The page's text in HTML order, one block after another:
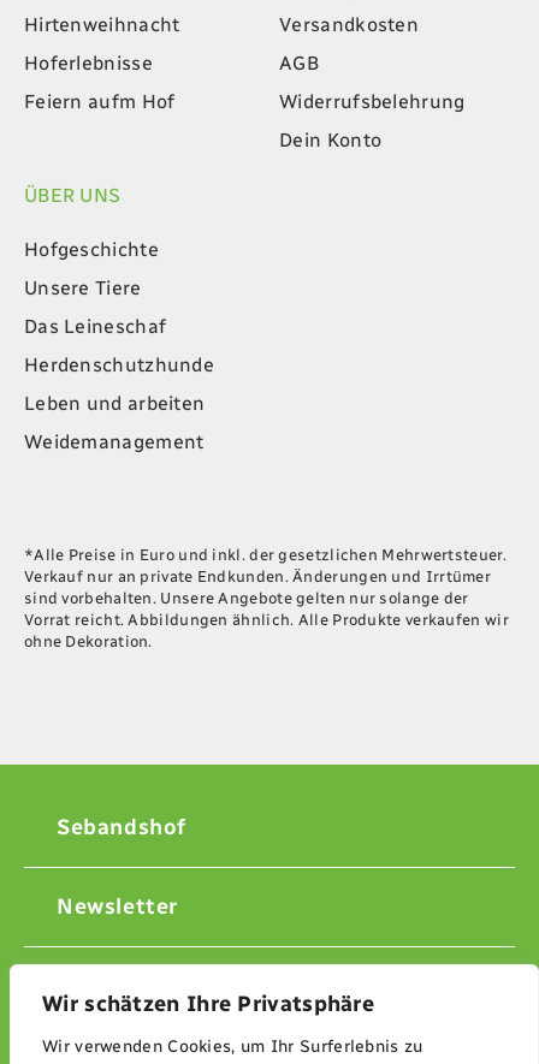
Wir schätzen Ihre Privatsphäre
Wir verwenden Cookies, um Ihr Surferlebnis zu
Hirtenweihnacht
Hoferlebnisse
Feiern aufm Hof
Versandkosten
AGB
Widerrufsbelehrung
Dein Konto
ÜBER UNS
Hofgeschichte
Unsere Tiere
Das Leineschaf
Herdenschutzhunde
Leben und arbeiten
Weidemanagement
*Alle Preise in Euro und inkl. der gesetzlichen Mehrwertsteuer.
Verkauf nur an private Endkunden. Änderungen und Irrtümer
sind vorbehalten. Unsere Angebote gelten nur solange der
Vorrat reicht. Abbildungen ähnlich. Alle Produkte verkaufen wir
ohne Dekoration.
Sebandshof
Newsletter